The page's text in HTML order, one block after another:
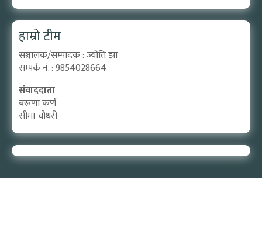
हाम्रो टीम
सञ्चालक/सम्पादक : ज्योति झा
सम्पर्क नं. : 9854028664
संवाददाता
बरूणा कर्ण
सीमा चौधरी